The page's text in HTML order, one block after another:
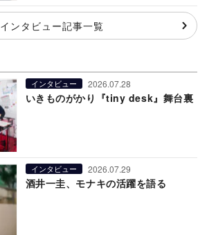
インタビュー記事一覧
インタビュー 2026.07.28
いきものがかり『tiny desk』舞台裏
インタビュー 2026.07.29
酒井一圭、モナキの活躍を語る